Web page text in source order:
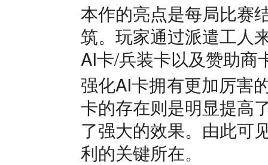
本作的亮点是每局比
筑。玩家通过派遣工人
AI卡/兵装卡以及赞助商
强化AI卡拥有更加厉害
卡的存在则是明显提高
了强大的效果。由此可
利的关键所在。